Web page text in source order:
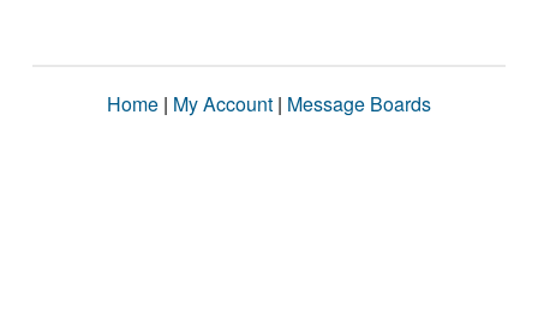
Home | My Account | Message Boards